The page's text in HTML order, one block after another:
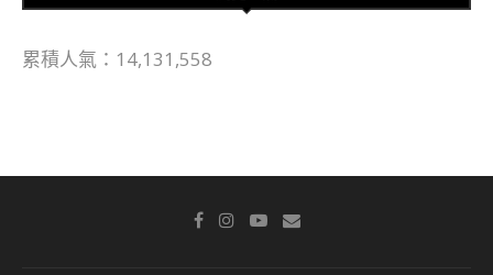
累積人氣：14,131,558